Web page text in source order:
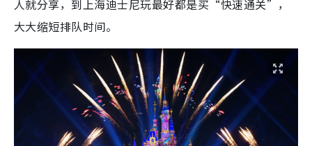
人就分享，到上海迪士尼玩最好都是买“快速通关”，
大大缩短排队时间。